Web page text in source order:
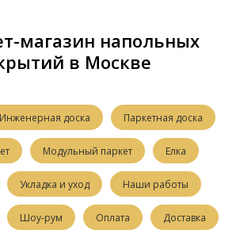
магазин напольных
в Москве
Инженерная доска Паркетная доска
Модульный паркет Елка
Укладка и уход Наши работы
Шоу-рум Оплата Доставка